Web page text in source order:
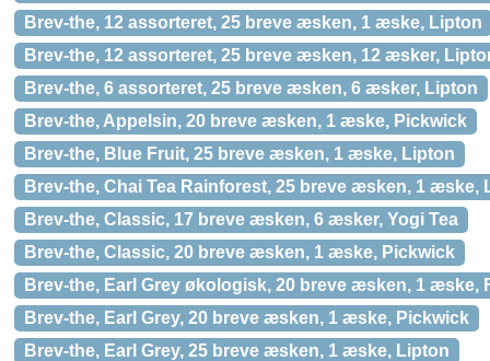
Brev-the, 12 assorteret, 25 breve æsken, 1 æske, Lipton
Brev-the, 12 assorteret, 25 breve æsken, 12 æsker,
Brev-the, 6 assorteret, 25 breve æsken, 6 æsker, Lipton
Brev-the, Appelsin, 20 breve æsken, 1 æske, Pickwick
Brev-the, Blue Fruit, 25 breve æsken, 1 æske, Lipton
Brev-the, Chai Tea Rainforest, 25 breve æsken, 1 æske,
Brev-the, Classic, 17 breve æsken, 6 æsker, Yogi Tea
Brev-the, Classic, 20 breve æsken, 1 æske, Pickwick
Brev-the, Earl Grey økologisk, 20 breve æsken, 1 æske,
Brev-the, Earl Grey, 20 breve æsken, 1 æske, Pickwick
Brev-the, Earl Grey, 25 breve æsken, 1 æske, Lipton